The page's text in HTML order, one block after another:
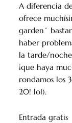
A diferencia
ofrece
garden´
haber
la tarde/
¡que haya
rondamos los
20! lol).
Entrada gratis